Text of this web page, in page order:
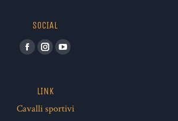
SOCIAL
Facebook
InstagramYouTube
LINK
Cavalli sportivi